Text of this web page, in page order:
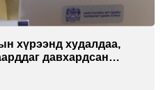
хүрээнд худалдаа,
давхардсан
тогтоолын төслийг